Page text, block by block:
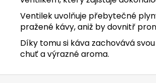
Ventilek uvolňuje přebytečné
pražené kávy, aniž by dovnitř
Díky tomu si káva zachovává
chuť a výrazné aroma.